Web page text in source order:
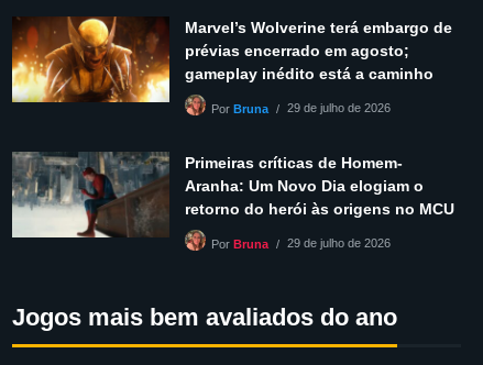
Marvel’s Wolverine terá embargo de
prévias encerrado em agosto;
gameplay inédito está a caminho
PorBruna 29 de julho de 2026
Primeiras críticas de Homem-
Aranha: Um Novo Dia elogiam o
retorno do herói às origens no MCU
PorBruna 29 de julho de 2026
Jogos mais bem avaliados do ano